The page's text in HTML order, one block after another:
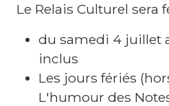
Le Relais Culturel sera
du samedi 4 juillet
inclus
Les jours fériés
L'humour des
t
s
A